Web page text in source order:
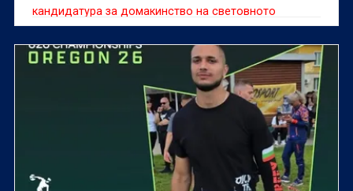
кандидатура за домакинство на световното
първенство по лека атлетика през 2029 година.